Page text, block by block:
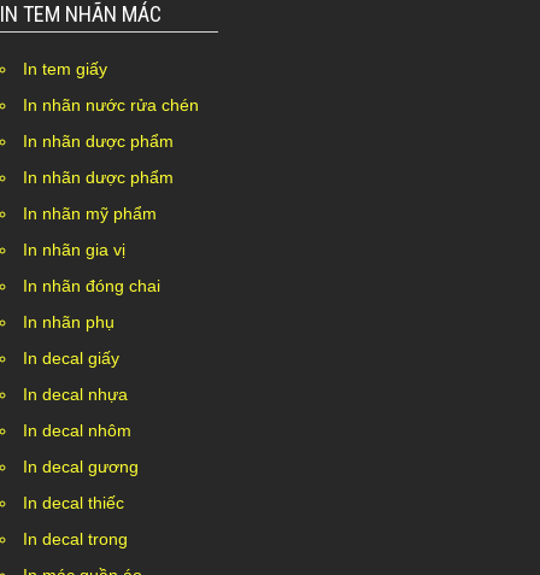
IN TEM NHÃN MÁC
In tem giấy
In nhãn nước rửa chén
In nhãn dược phẩm
In nhãn dược phẩm
In nhãn mỹ phẩm
In nhãn gia vị
In nhãn đóng chai
In nhãn phụ
In decal giấy
In decal nhựa
In decal nhôm
In decal gương
In decal thiếc
In decal trong